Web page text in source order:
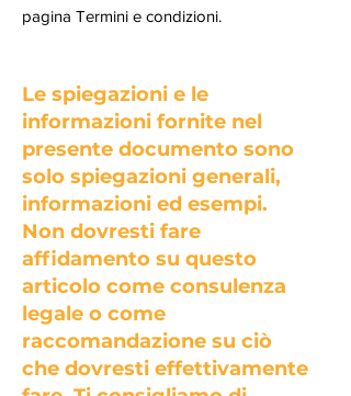
pagina Termini e condizioni.
Le spiegazioni e le
informazioni fornite nel
presente documento sono
solo spiegazioni generali,
informazioni ed esempi.
Non dovresti fare
affidamento su questo
articolo come consulenza
legale o come
raccomandazione su ciò
che dovresti effettivamente